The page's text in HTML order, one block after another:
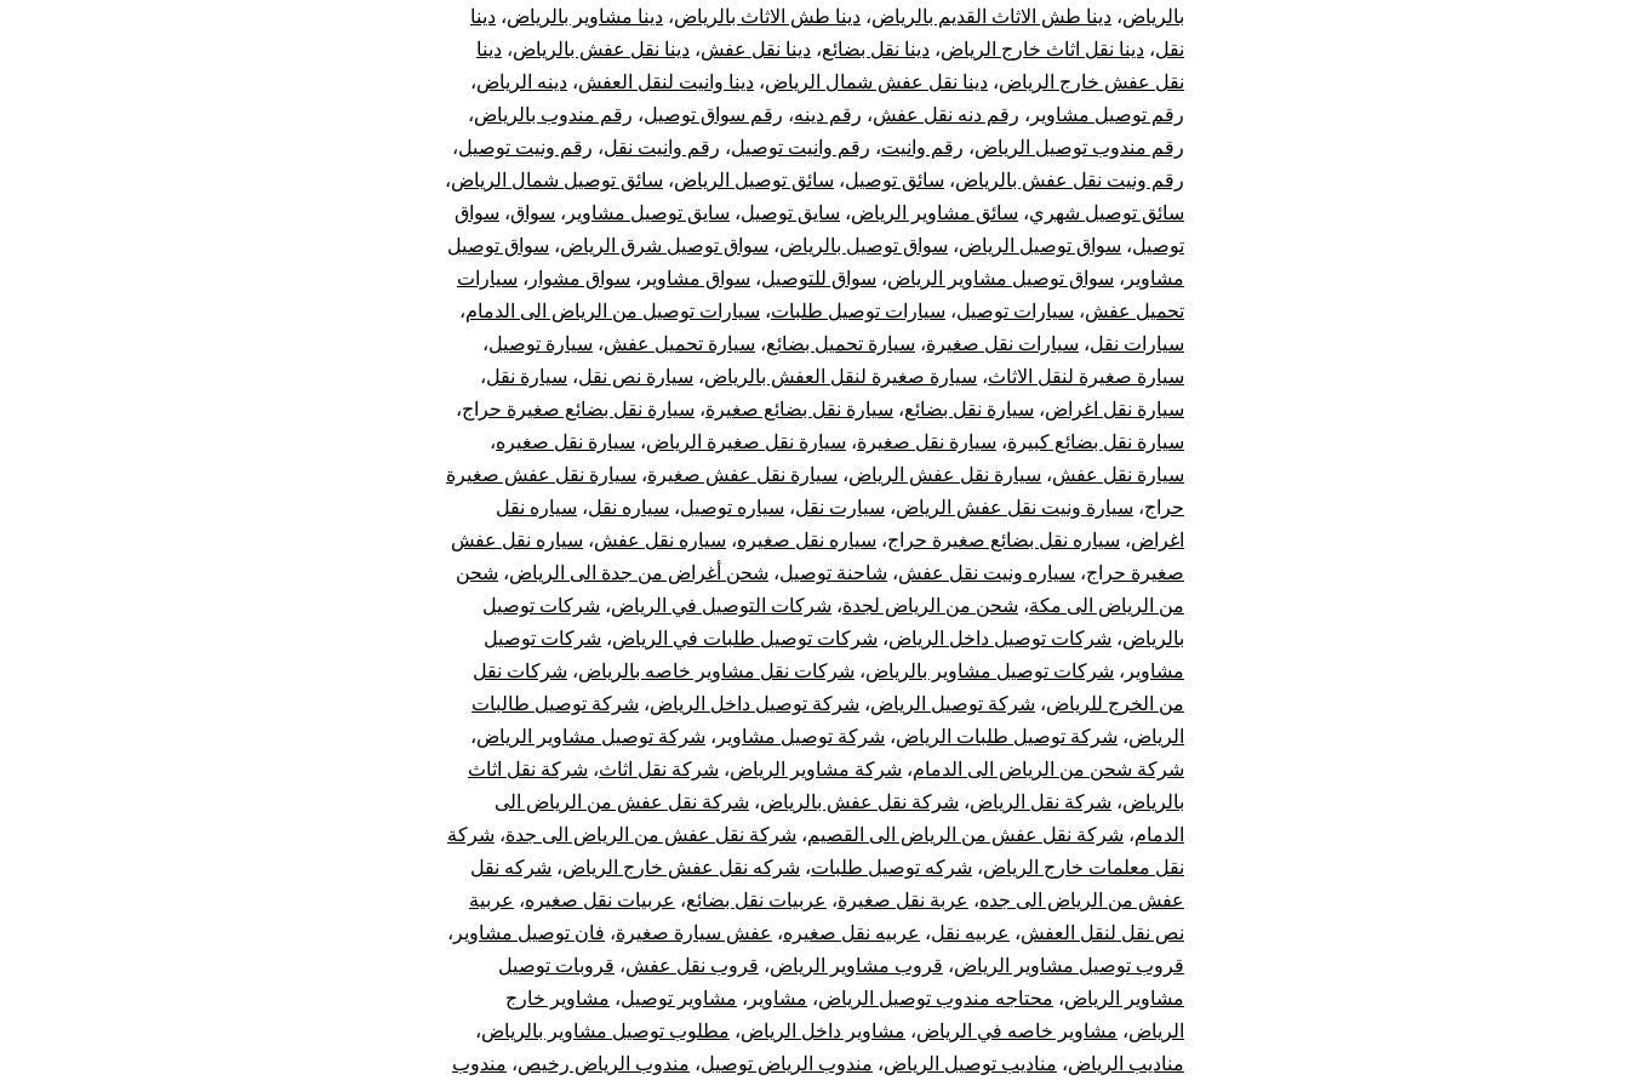
بالرياض، دينا طش الاثاث القديم بالرياض، دينا طش الاثاث بالرياض، دينا مشاوير بالرياض، دينا
نقل، دينا نقل اثاث خارج الرياض، دينا نقل بضائع، دينا نقل عفش، دينا نقل عفش بالرياض، دينا
نقل عفش خارج الرياض، دينا نقل عفش شمال الرياض، دينا وانيت لنقل العفش، دينه الرياض،
رقم توصيل مشاوير ، رقم دنه نقل عفش، رقم دينه، رقم سواق توصيل، رقم مندوب بالرياض،
رقم مندوب توصيل الرياض، رقم وانيت، رقم وانيت توصيل، رقم وانيت نقل، رقم ونيت توصيل،
رقم ونيت نقل عفش بالرياض، سائق توصيل، سائق توصيل الرياض، سائق توصيل شمال الرياض،
سائق توصيل شهري، سائق مشاوير الرياض، سايق توصيل، سايق توصيل مشاوير ، سواق، سواق
توصيل، سواق توصيل الرياض، سواق توصيل بالرياض، سواق توصيل شرق الرياض، سواق توصيل
مشاوير ، سواق توصيل مشاوير الرياض، سواق للتوصيل، سواق مشاوير ، سواق مشوار ، سيارات
تحميل عفش، سيارات توصيل، سيارات توصيل طلبات، سيارات توصيل من الرياض الى الدمام،
سيارات نقل، سيارات نقل صغيرة، سيارة تحميل بضائع، سيارة تحميل عفش، سيارة توصيل،
سيارة صغيرة لنقل الاثاث، سيارة صغيرة لنقل العفش بالرياض، سيارة نص نقل، سيارة نقل،
سيارة نقل اغراض، سيارة نقل بضائع، سيارة نقل بضائع صغيرة، سيارة نقل بضائع صغيرة حراج،
سيارة نقل بضائع كبيرة، سيارة نقل صغيرة، سيارة نقل صغيرة الرياض، سيارة نقل صغيره،
سيارة نقل عفش، سيارة نقل عفش الرياض، سيارة نقل عفش صغيرة، سيارة نقل عفش صغيرة
حراج، سيارة ونيت نقل عفش الرياض، سيارت نقل، سياره توصيل، سياره نقل، سياره نقل
اغراض، سياره نقل بضائع صغيرة حراج، سياره نقل صغيره، سياره نقل عفش، سياره نقل عفش
صغيرة حراج، سياره ونيت نقل عفش، شاحنة توصيل، شحن أغراض من جدة الى الرياض، شحن
من الرياض الى مكة، شحن من الرياض لجدة، شركات التوصيل في الرياض، شركات توصيل
بالرياض، شركات توصيل داخل الرياض، شركات توصيل طلبات في الرياض، شركات توصيل
مشاوير ، شركات توصيل مشاوير بالرياض، شركات نقل مشاوير خاصه بالرياض، شركات نقل
من الخرج للرياض، شركة توصيل الرياض، شركة توصيل داخل الرياض، شركة توصيل طالبات
الرياض، شركة توصيل طلبات الرياض، شركة توصيل مشاوير ، شركة توصيل مشاوير الرياض،
شركة شحن من الرياض الى الدمام، شركة مشاوير الرياض، شركة نقل اثاث، شركة نقل اثاث
بالرياض، شركة نقل الرياض، شركة نقل عفش بالرياض، شركة نقل عفش من الرياض الى
الدمام، شركة نقل عفش من الرياض الى القصيم، شركة نقل عفش من الرياض الى جدة، شركة
نقل معلمات خارج الرياض، شركه توصيل طلبات، شركه نقل عفش خارج الرياض، شركه نقل
عفش من الرياض الى جده، عربة نقل صغيرة، عربيات نقل بضائع، عربيات نقل صغيره، عربية
نص نقل لنقل العفش، عربيه نقل، عربيه نقل صغيره، عفش سيارة صغيرة، فان توصيل مشاوير ،
قروب توصيل مشاوير الرياض، قروب مشاوير الرياض، قروب نقل عفش، قروبات توصيل
مشاوير الرياض، محتاجه مندوب توصيل الرياض، مشاوير ، مشاوير توصيل، مشاوير خارج
الرياض، مشاوير خاصه في الرياض، مشاوير داخل الرياض، مطلوب توصيل مشاوير بالرياض،
مناديب الرياض، مناديب توصيل الرياض، مندوب الرياض توصيل، مندوب الرياض رخيص، مندوب